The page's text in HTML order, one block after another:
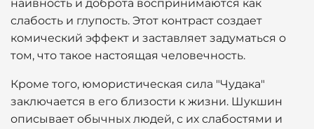
наивность и доброта воспринимаются как
слабость и глупость. Этот контраст создает
комический эффект и заставляет задуматься о
том, что такое настоящая человечность.
Кроме того, юмористическая сила "Чудака"
заключается в его близости к жизни. Шукшин
описывает обычных людей, с их слабостями и